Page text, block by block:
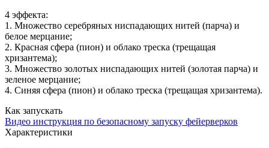
4 эффекта:
1. Множество серебряных ниспадающих нитей (парча) и
белое мерцание;
2. Красная сфера (пион) и облако треска (трещащая
хризантема);
3. Множество золотых ниспадающих нитей (золотая парча) и
зеленое мерцание;
4. Синяя сфера (пион) и облако треска (трещащая хризантема).
Как запускать
Видео инструкция по безопасному запуску фейерверков
Характеристики